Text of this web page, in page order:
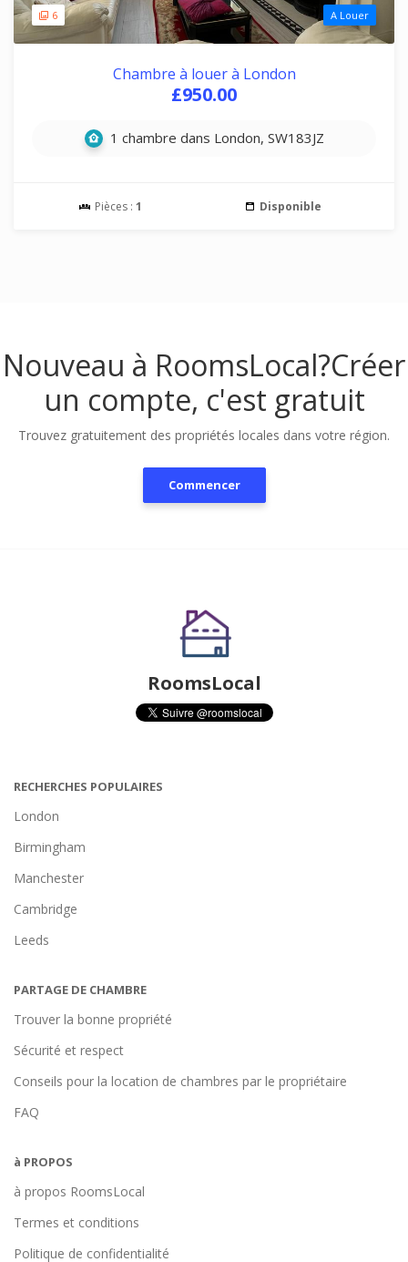
6 A Louer
Chambre à louer à London
£950.00
1 chambre dans London, SW183JZ
Pièces : 1 Disponible
Nouveau à RoomsLocal?Créer
un compte, c'est gratuit
Trouvez gratuitement des propriétés locales dans votre région.
Commencer
RoomsLocal
RECHERCHES POPULAIRES
London
Birmingham
Manchester
Cambridge
Leeds
PARTAGE DE CHAMBRE
Trouver la bonne propriété
Sécurité et respect
Conseils pour la location de chambres par le propriétaire
FAQ
à PROPOS
à propos RoomsLocal
Termes et conditions
Politique de confidentialité